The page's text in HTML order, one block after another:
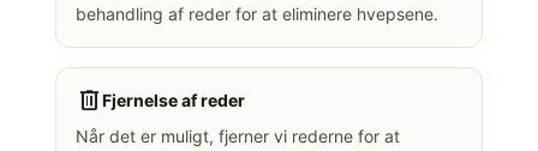
behandling af reder for at eliminere hvepsene.
deleteFjernelse af reder
Når det er muligt, fjerner vi rederne for at